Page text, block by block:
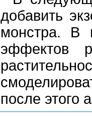
добавить
монстра. В
эффектов
после этого